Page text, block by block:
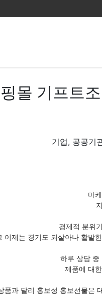
몰 기프트
기업, 공공기
마
경제적 분위
이제는 경기도 되살아나 활발
하루 상담 중
제품에 대
품과 달리 홍보성 홍보선물은